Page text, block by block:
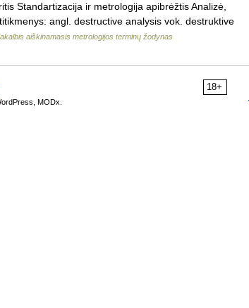
Standartizacija ir metrologija apibrėžtis Analizė,
angl. destructive analysis vok. destruktive
aiškinamasis metrologijos terminų žodynas
18+
MODx.